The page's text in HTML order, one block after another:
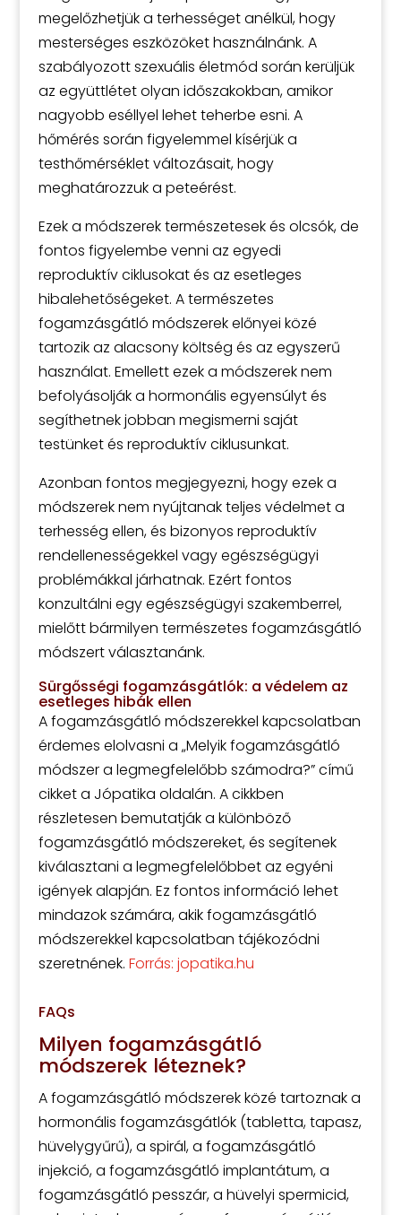
megelőzhetjük a terhességet anélkül, hogy
mesterséges eszközöket használnánk. A
szabályozott szexuális életmód során kerüljük
az együttlétet olyan időszakokban, amikor
nagyobb eséllyel lehet teherbe esni. A
hőmérés során figyelemmel kísérjük a
testhőmérséklet változásait, hogy
meghatározzuk a peteérést.
Ezek a módszerek természetesek és olcsók, de
fontos figyelembe venni az egyedi
reproduktív ciklusokat és az esetleges
hibalehetőségeket. A természetes
fogamzásgátló módszerek előnyei közé
tartozik az alacsony költség és az egyszerű
használat. Emellett ezek a módszerek nem
befolyásolják a hormonális egyensúlyt és
segíthetnek jobban megismerni saját
testünket és reproduktív ciklusunkat.
Azonban fontos megjegyezni, hogy ezek a
módszerek nem nyújtanak teljes védelmet a
terhesség ellen, és bizonyos reproduktív
rendellenességekkel vagy egészségügyi
problémákkal járhatnak. Ezért fontos
konzultálni egy egészségügyi szakemberrel,
mielőtt bármilyen természetes fogamzásgátló
módszert választanánk.
Sürgősségi fogamzásgátlók: a védelem az
esetleges hibák ellen
A fogamzásgátló módszerekkel kapcsolatban
érdemes elolvasni a „Melyik fogamzásgátló
módszer a legmegfelelőbb számodra?” című
cikket a Jópatika oldalán. A cikkben
részletesen bemutatják a különböző
fogamzásgátló módszereket, és segítenek
kiválasztani a legmegfelelőbbet az egyéni
igények alapján. Ez fontos információ lehet
mindazok számára, akik fogamzásgátló
módszerekkel kapcsolatban tájékozódni
szeretnének. Forrás: jopatika.hu
FAQs
Milyen fogamzásgátló
módszerek léteznek?
A fogamzásgátló módszerek közé tartoznak a
hormonális fogamzásgátlók (tabletta, tapasz,
hüvelygyűrű), a spirál, a fogamzásgátló
injekció, a fogamzásgátló implantátum, a
fogamzásgátló pesszár, a hüvelyi spermicid,